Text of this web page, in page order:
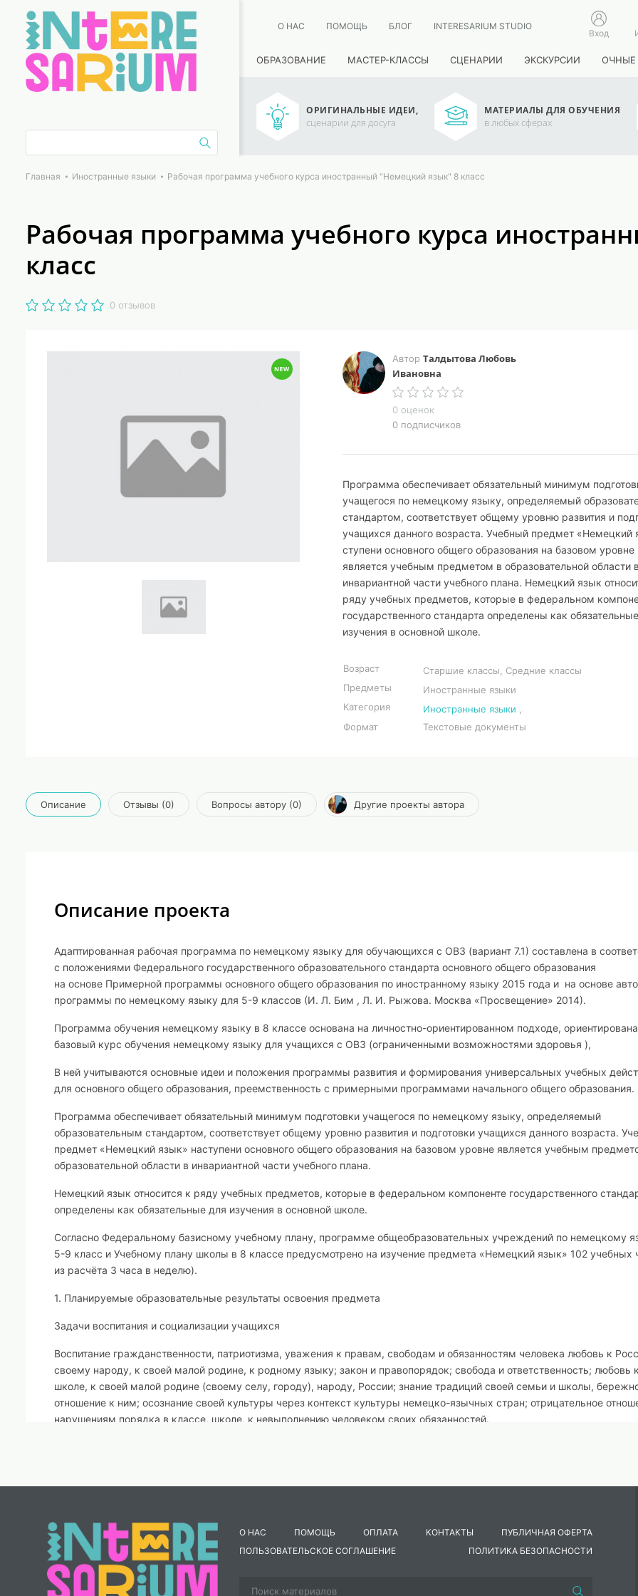
О НАС ПОМОЩЬ БЛОГ INTERESARIUM STUDIO
Вход
ОБРАЗОВАНИЕ МАСТЕР-КЛАССЫ СЦЕНАРИИ ЭКСКУРСИИ ОЧНЫЕ
ОРИГИНАЛЬНЫЕ ИДЕИ,
сценарии для досуга
МАТЕРИАЛЫ ДЛЯ ОБУЧЕНИЯ
в любых сферах
Главная Иностранные языки Рабочая программа учебного курса иностранный "Немецкий язык" 8 класс
Рабочая программа учебного курса
класс
0 отзывов
Автор Талдытова Любовь
Ивановна
0 оценок
0 подписчиков
Программа обеспечивает обязательный минимум
учащегося по немецкому языку, определяемый
стандартом, соответствует общему уровню развития и
учащихся данного возраста. Учебный предмет «Немецкий
ступени основного общего образования на базовом уровне
является учебным предметом в образовательной области в
инвариантной части учебного плана. Немецкий язык
ряду учебных предметов, которые в федеральном
государственного стандарта определены как
изучения в основной школе.
Возраст
Старшие классы, Средние классы
Предметы
Иностранные языки
Категория
Иностранные языки
Формат
Текстовые документы
Описание Отзывы (0) Вопросы автору (0) Другие проекты автора
Описание проекта
Адаптированная рабочая программа по немецкому языку для обучающихся с ОВЗ (вариант 7.1) составлена в
с положениями Федерального государственного образовательного стандарта основного общего образования
на основе Примерной программы основного общего образования по иностранному языку 2015 года и на основе
программы по немецкому языку для 5-9 классов (И. Л. Бим , Л. И. Рыжова. Москва «Просвещение» 2014).
Программа обучения немецкому языку в 8 классе основана на личностно-ориентированном подходе,
базовый курс обучения немецкому языку для учащихся с ОВЗ (ограниченными возможностями здоровья ),
В ней учитываются основные идеи и положения программы развития и формирования универсальных учебных
для основного общего образования, преемственность с примерными программами начального общего образования.
Программа обеспечивает обязательный минимум подготовки учащегося по немецкому языку, определяемый
образовательным стандартом, соответствует общему уровню развития и подготовки учащихся данного возраста.
предмет «Немецкий язык» наступени основного общего образования на базовом уровне является учебным
образовательной области в инвариантной части учебного плана.
Немецкий язык относится к ряду учебных предметов, которые в федеральном компоненте государственного
определены как обязательные для изучения в основной школе.
Согласно Федеральному базисному учебному плану, программе общеобразовательных учреждений по немецкому
5-9 класс и Учебному плану школы в 8 классе предусмотрено на изучение предмета «Немецкий язык» 102 учебных
из расчёта 3 часа в неделю).
1. Планируемые образовательные результаты освоения предмета
Задачи воспитания и социализации учащихся
Воспитание гражданственности, патриотизма, уважения к правам, свободам и обязанностям человека любовь к
своему народу, к своей малой родине, к родному языку; закон и правопорядок; свобода и ответственность; любовь к
школе, к своей малой родине (своему селу, городу), народу, России; знание традиций своей семьи и школы,
отношение к ним; осознание своей культуры через контекст культуры немецко-язычных стран; отрицательное
нарушениям порядка в классе, школе, к невыполнению человеком своих обязанностей.
Формирование ценностного отношения к здоровью и здоровому образу жизни здоровье физическое, здоровье
(здоровье членов семьи и школьного коллектива), активный, здоровый образ жизни; знание и выполнение санитарно-
гигиенических правил, соблюдение здоровьесберегающего режима дня; интерес к прогулкам на природе, подвижным
играм, участию в спортивных соревнованиях; стремление не совершать поступки, угрожающие собственному
безопасности; потребность в здоровом образе жизни и полезном времяпрепровождении.
О НАС ПОМОЩЬ ОПЛАТА КОНТАКТЫ
ПУБЛИЧНАЯ ОФЕРТА
ПОЛЬЗОВАТЕЛЬСКОЕ СОГЛАШЕНИЕ
ПОЛИТИКА БЕЗОПАСНОСТИ